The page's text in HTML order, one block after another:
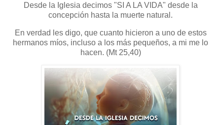
Desde la Iglesia decimos "SI A LA VIDA" desde la
concepción hasta la muerte natural.
En verdad les digo, que cuanto hicieron a uno de estos
hermanos míos, incluso a los más pequeños, a mi me lo
hacen. (Mt 25,40)